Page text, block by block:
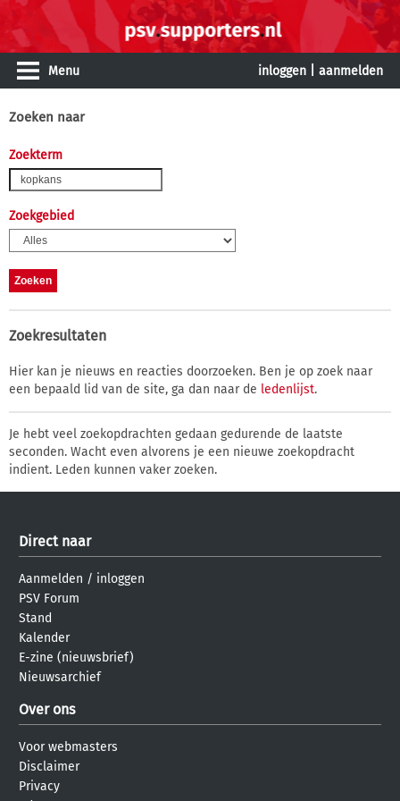
Menu inloggen aanmelden
Zoeken naar
Zoekterm
Zoekgebied
Zoekresultaten
Hier kan je nieuws en reacties doorzoeken. Ben je op zoek naar
een bepaald lid van de site, ga dan naar de ledenlijst.
Je hebt veel zoekopdrachten gedaan gedurende de laatste
seconden. Wacht even alvorens je een nieuwe zoekopdracht
indient. Leden kunnen vaker zoeken.
Direct naar
Aanmelden / inloggen
PSV Forum
Stand
Kalender
E-zine (nieuwsbrief)
Nieuwsarchief
Over ons
Voor webmasters
Disclaimer
Privacy